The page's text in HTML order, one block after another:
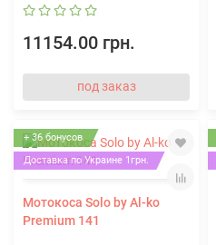
11154.00 грн.
под заказ
+ 36 бонусов
Доставка по Украине 1грн.
Мотокоса Solo by Al-ko
Premium 141